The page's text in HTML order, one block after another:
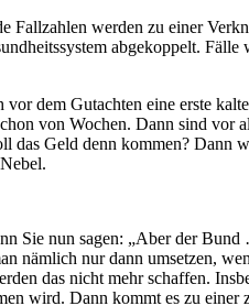
werden zu einer
abgekoppelt.
dem Gutachten eine erste
von Wochen. Dann sind vor
Geld denn kommen? Dann
Sie nun sagen: „Aber der
nämlich nur dann umsetzen,
das nicht mehr schaffen.
wird. Dann kommt es zu